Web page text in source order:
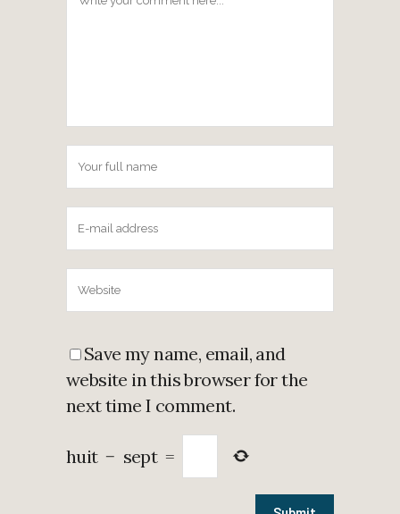
Save my name, email, and
website in this browser for the
next time I comment.
huit − sept =